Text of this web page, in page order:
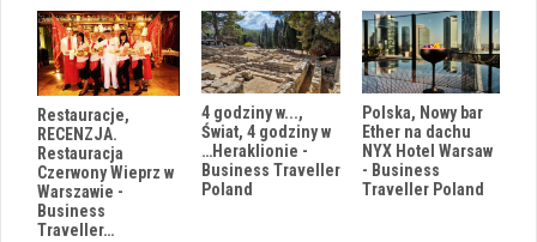
Restauracje,
RECENZJA.
Restauracja
Czerwony Wieprz w
Warszawie -
Business
Traveller…
4 godziny w...,
Świat, 4 godziny w
…Heraklionie -
Business Traveller
Poland
Polska, Nowy bar
Ether na dachu
NYX Hotel Warsaw
- Business
Traveller Poland